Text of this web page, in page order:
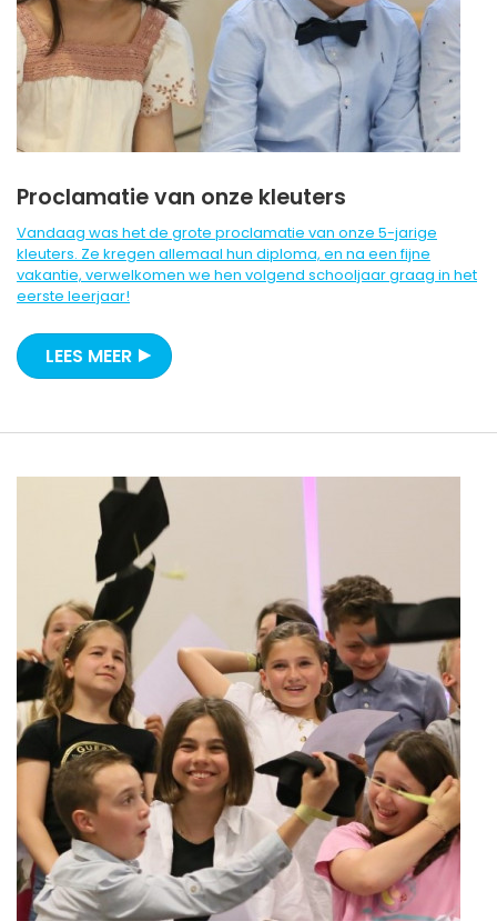
Proclamatie van onze kleuters
Vandaag was het de grote proclamatie van onze 5-jarige
kleuters. Ze kregen allemaal hun diploma, en na een fijne
vakantie, verwelkomen we hen volgend schooljaar graag in het
eerste leerjaar!
LEES MEER